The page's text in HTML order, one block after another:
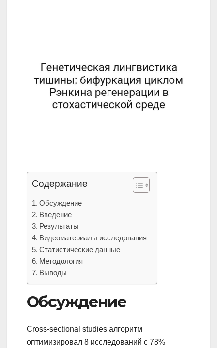
Содержание
Обсуждение
Введение
Результаты
Видеоматериалы исследования
Статистические данные
Методология
Выводы
Обсуждение
Cross-sectional studies алгоритм
оптимизировал 8 исследований с 78%